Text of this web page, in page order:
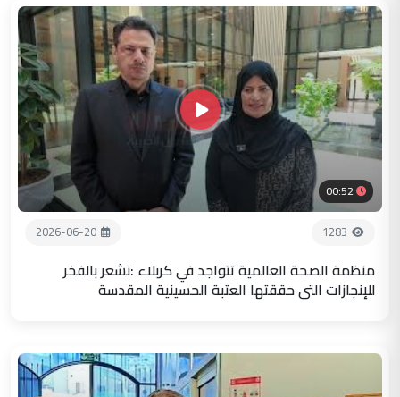
00:52
1283
2026-06-20
منظمة الصحة العالمية تتواجد في كربلاء :نشعر بالفخر
للإنجازات التي حققتها العتبة الحسينية المقدسة